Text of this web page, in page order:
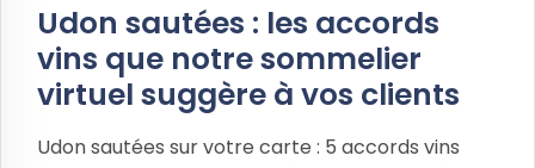
Udon sautées : les accords
vins que notre sommelier
virtuel suggère à vos clients
Udon sautées sur votre carte : 5 accords vins